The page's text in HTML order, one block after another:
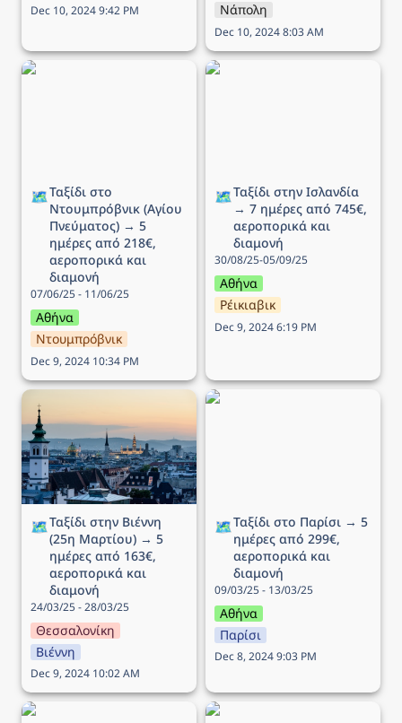
Dec 10, 2024 9:42 PM
Νάπολη
Dec 10, 2024 8:03 AM
Ταξίδι στο Ντουμπρόβνικ
🗺️Ταξίδι στο
Ντουμπρόβνικ (Αγίου
Πνεύματος) → 5
ημέρες από 218€,
αεροπορικά και
διαμονή
07/06/25 - 11/06/25
Αθήνα
Ντουμπρόβνικ
Dec 9, 2024 10:34 PM
Ταξίδι στην Ισλανδία → 7
🗺️Ταξίδι στην Ισλανδία
→ 7 ημέρες από 745€,
αεροπορικά και
διαμονή
30/08/25-05/09/25
Αθήνα
Ρέικιαβικ
Dec 9, 2024 6:19 PM
Ταξίδι στην Βιέννη (25η
Μαρτίου) → 5 ημέρες
από 163€, αεροπορικά
και διαμονή
🗺️Ταξίδι στην Βιέννη
(25η Μαρτίου) → 5
ημέρες από 163€,
αεροπορικά και
διαμονή
24/03/25 - 28/03/25
Θεσσαλονίκη
Βιέννη
Dec 9, 2024 10:02 AM
Ταξίδι στο Παρίσι → 5
🗺️Ταξίδι στο Παρίσι → 5
ημέρες από 299€,
αεροπορικά και
διαμονή
09/03/25 - 13/03/25
Αθήνα
Παρίσι
Dec 8, 2024 9:03 PM
Ταξίδι στην Στοκχόλμη →
Ταξίδι στην Κοπεγχάγη →